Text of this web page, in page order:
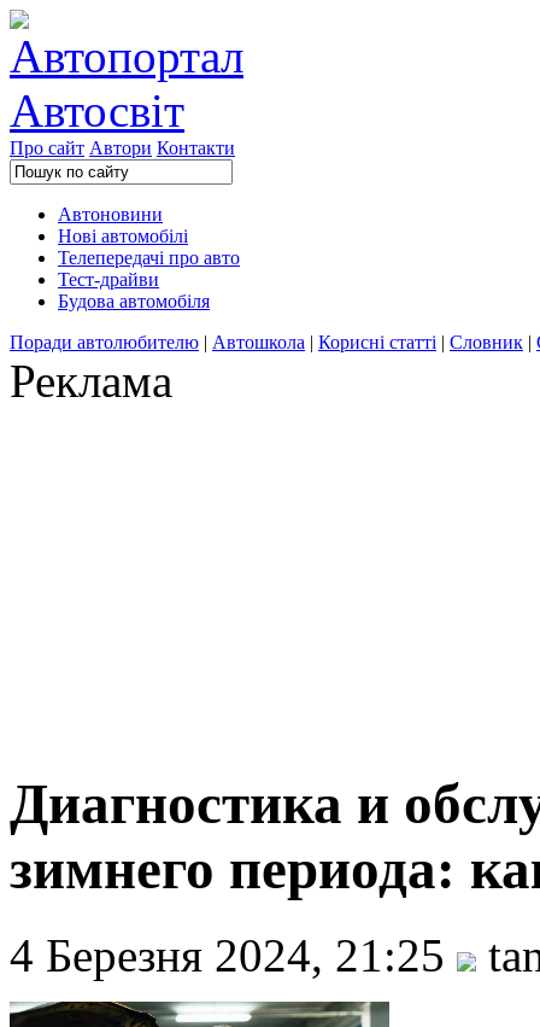
Про сайт Автори Контакти
Автоновини
Нові автомобілі
Телепередачі про авто
Тест-драйви
Будова автомобіля
Поради автолюбителю | Автошкола | Корисні статті | Словник |
Реклама
Диагностика и
зимнего периода:
4 Березня 2024, 21:25